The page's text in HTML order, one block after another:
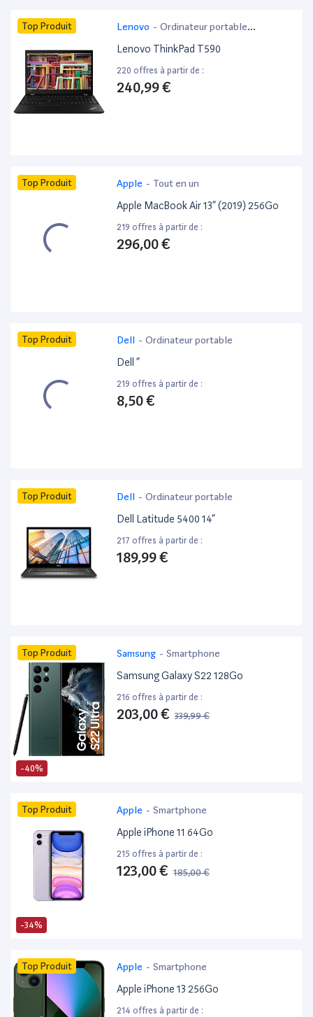
Top Produit Lenovo - Ordinateur portable
bureautique
Lenovo ThinkPad T590
220 offres à partir de :
240,99 €
Top Produit Apple - Tout en un
Apple MacBook Air 13” (2019) 256Go
219 offres à partir de :
296,00 €
Top Produit Dell - Ordinateur portable
Dell ”
219 offres à partir de :
8,50 €
Top Produit Dell - Ordinateur portable
Dell Latitude 5400 14”
217 offres à partir de :
189,99 €
-40%
Top Produit Samsung - Smartphone
Samsung Galaxy S22 128Go
216 offres à partir de :
203,00 € 339,99 €
-34%
Top Produit Apple - Smartphone
Apple iPhone 11 64Go
215 offres à partir de :
123,00 € 185,00 €
Top Produit Apple - Smartphone
Apple iPhone 13 256Go
214 offres à partir de :